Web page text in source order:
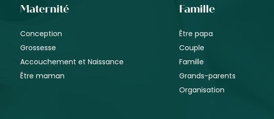
Maternité
Conception
Grossesse
Accouchement et Naissance
Être maman
Famille
Être papa
Couple
Famille
Grands-parents
Organisation